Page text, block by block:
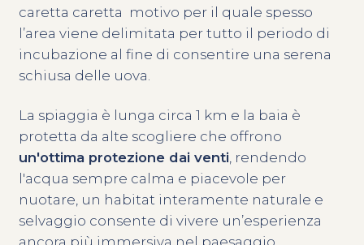
caretta caretta motivo per il quale spesso
l’area viene delimitata per tutto il periodo di
incubazione al fine di consentire una serena
schiusa delle uova.
La spiaggia è lunga circa 1 km e la baia è
protetta da alte scogliere che offrono
un'ottima protezione dai venti, rendendo
l'acqua sempre calma e piacevole per
nuotare, un habitat interamente naturale e
selvaggio consente di vivere un’esperienza